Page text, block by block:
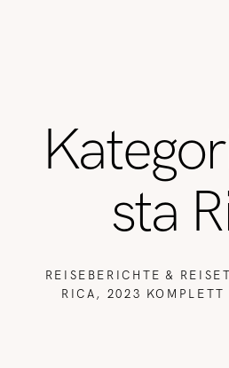
sta
REISEBERICHTE &
RICA, 2023 KOMPLETT
ABOUT